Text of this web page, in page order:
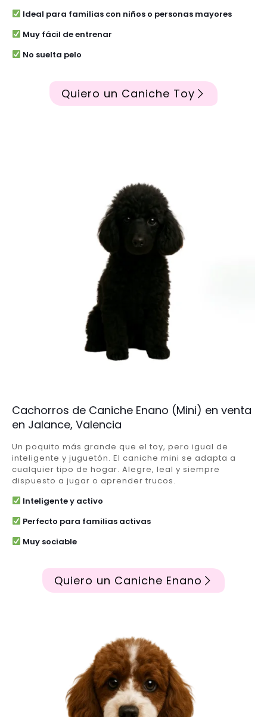
Ideal para familias con niños o personas mayores
Muy fácil de entrenar
No suelta pelo
Quiero un Caniche Toy
Cachorros de Caniche Enano (Mini) en venta
en Jalance, Valencia
Un poquito más grande que el toy, pero igual de
inteligente y juguetón. El caniche mini se adapta a
cualquier tipo de hogar. Alegre, leal y siempre
dispuesto a jugar o aprender trucos.
Inteligente y activo
Perfecto para familias activas
Muy sociable
Quiero un Caniche Enano